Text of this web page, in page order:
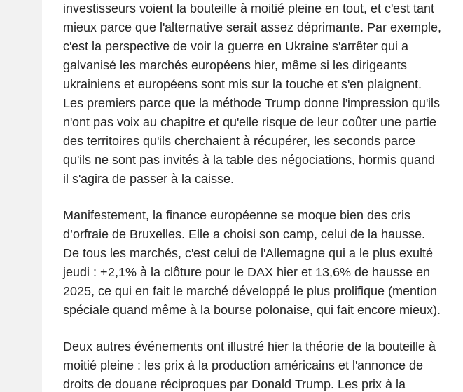
investisseurs voient la bouteille à moitié pleine en tout, et c'est tant
mieux parce que l'alternative serait assez déprimante. Par exemple,
c'est la perspective de voir la guerre en Ukraine s'arrêter qui a
galvanisé les marchés européens hier, même si les dirigeants
ukrainiens et européens sont mis sur la touche et s'en plaignent.
Les premiers parce que la méthode Trump donne l'impression qu'ils
n'ont pas voix au chapitre et qu'elle risque de leur coûter une partie
des territoires qu'ils cherchaient à récupérer, les seconds parce
qu'ils ne sont pas invités à la table des négociations, hormis quand
il s'agira de passer à la caisse.
Manifestement, la finance européenne se moque bien des cris
d’orfraie de Bruxelles. Elle a choisi son camp, celui de la hausse.
De tous les marchés, c'est celui de l'Allemagne qui a le plus exulté
jeudi : +2,1% à la clôture pour le DAX hier et 13,6% de hausse en
2025, ce qui en fait le marché développé le plus prolifique (mention
spéciale quand même à la bourse polonaise, qui fait encore mieux).
Deux autres événements ont illustré hier la théorie de la bouteille à
moitié pleine : les prix à la production américains et l'annonce de
droits de douane réciproques par Donald Trump. Les prix à la